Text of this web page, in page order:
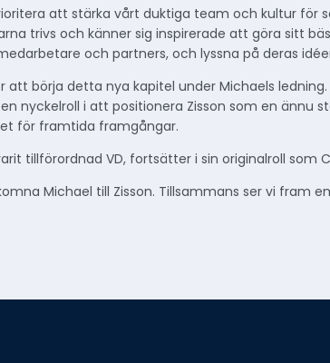
att stärka vårt duktiga team och kultur för
trivs och känner sig inspirerade att göra sitt
och partners, och lyssna på deras
att börja detta nya kapitel under Michaels
nyckelroll i att positionera Zisson som en ännu
för framtida framgångar.
tillförordnad VD, fortsätter i sin originalroll som
Michael till Zisson. Tillsammans ser vi fram